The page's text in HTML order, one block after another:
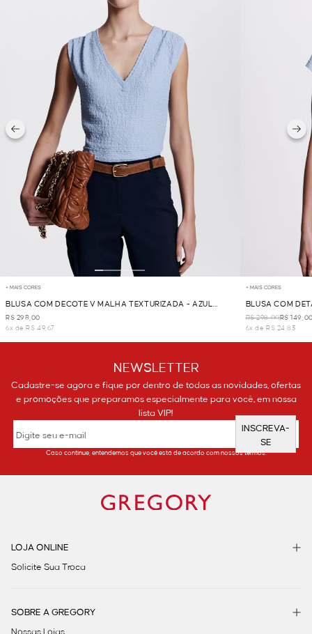
+ MAIS CORES
BLUSA COM DECOTE V MALHA TEXTURIZADA - AZUL
CLARO
R$ 298,00
6x de R$ 49,67
+ MAIS CORES
BLUSA COM
R$ 298,00R$
6x de R$ 24,83
NEWSLETTER
Cadastre-se agora e fique por dentro de todas as novidades, ofertas
e promoções que preparamos especialmente para você, em nossa
lista VIP!
INSCREVA-
SE
Caso continue, entendemos que você está de acordo com nossos termos.
LOJA ONLINE
Solicite Sua Troca
SOBRE A GREGORY